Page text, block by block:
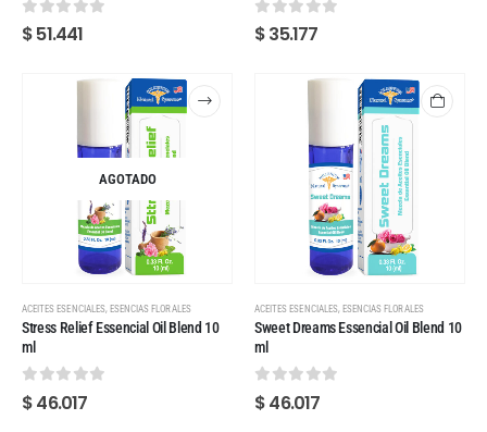
0 out of 5
$51.441 0 out of 5
$35.177
AGOTADO
ACEITES ESENCIALES,ESENCIAS FLORALES
Stress Relief Essencial Oil Blend 10
ml
0 out of 5
$46.017
ACEITES ESENCIALES,ESENCIAS FLORALES
Sweet Dreams Essencial Oil Blend 10
ml
0 out of 5
$46.017